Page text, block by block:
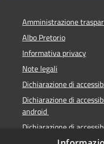
Amministrazione
Albo Pretorio
Informativa privacy
Note legali
Dichiarazione di
Dichiarazione di
android
Dichiarazione di